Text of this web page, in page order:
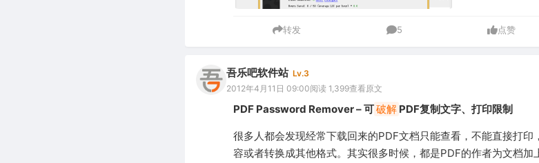
转发 5 点赞
吾乐吧软件站 Lv.3
2012年4月11日 09:00阅读 1,399查看原文
PDF Password Remover – 可破解 PDF复制文字、打印限制
很多人都会发现经常下载回来的PDF文档只能查看，不能直接打印
容或者转换成其他格式。其实很多时候，都是PDF的作者为文档加